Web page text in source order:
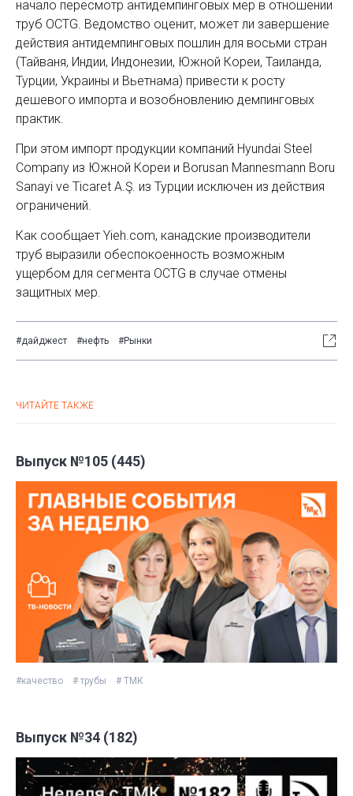
начало пересмотр антидемпинговых мер в отношении
труб OCTG. Ведомство оценит, может ли завершение
действия антидемпинговых пошлин для восьми стран
(Тайваня, Индии, Индонезии, Южной Кореи, Таиланда,
Турции, Украины и Вьетнама) привести к росту
дешевого импорта и возобновлению демпинговых
практик.
При этом импорт продукции компаний Hyundai Steel
Company из Южной Кореи и Borusan Mannesmann Boru
Sanayi ve Ticaret A.Ş. из Турции исключен из действия
ограничений.
Как сообщает Yieh.com, канадские производители
труб выразили обеспокоенность возможным
ущербом для сегмента OCTG в случае отмены
защитных мер.
#дайджест #нефть #Рынки
ЧИТАЙТЕ ТАКЖЕ
Выпуск №105 (445)
#качество # трубы # ТМК
Выпуск №34 (182)